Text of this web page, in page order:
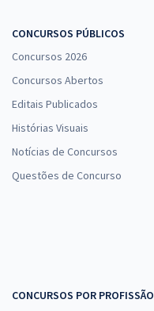
CONCURSOS PÚBLICOS
Concursos 2026
Concursos Abertos
Editais Publicados
Histórias Visuais
Notícias de Concursos
Questões de Concurso
CONCURSOS POR PROFISSÃO